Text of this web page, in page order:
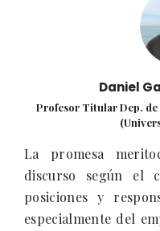
Daniel
Profesor Titular Dep.
La promesa
discurso según el
posiciones y
especialmente del